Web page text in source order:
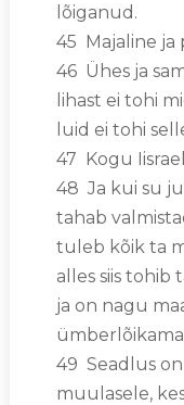
lõiganud.
45 Majaline ja
46 Ühes ja
lihast ei tohi
luid ei tohi
47 Kogu
48 Ja kui su
tahab
tuleb kõik ta
alles siis tohib
ja on nagu
49 Seadlus
muulasele,